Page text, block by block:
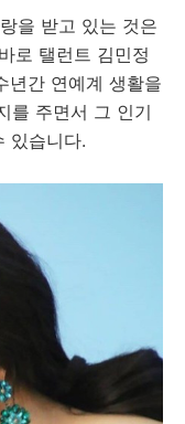
을 받고 있는 것은
로 탤런트 김민정
년간 연예계 생활을
를 주면서 그 인기
있습니다.